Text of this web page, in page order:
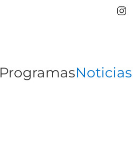
ProgramasNoticias